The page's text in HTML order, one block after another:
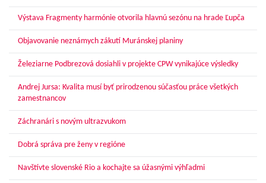
Výstava Fragmenty harmónie otvorila hlavnú sezónu na hrade Ľupča
Objavovanie neznámych zákutí Muránskej planiny
Železiarne Podbrezová dosiahli v projekte CPW vynikajúce výsledky
Andrej Jursa: Kvalita musí byť prirodzenou súčasťou práce všetkých
zamestnancov
Záchranári s novým ultrazvukom
Dobrá správa pre ženy v regióne
Navštívte slovenské Rio a kochajte sa úžasnými výhľadmi